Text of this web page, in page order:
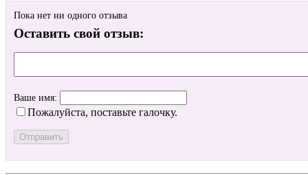
Пока нет ни одного отзыва
Оставить свой отзыв:
Ваше имя:
Пожалуйста, поставьте галочку.